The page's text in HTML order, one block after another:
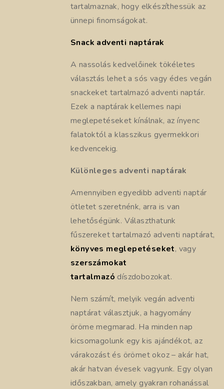
tartalmaznak, hogy elkészíthessük az
ünnepi finomságokat.
Snack adventi naptárak
A nassolás kedvelőinek tökéletes
választás lehet a sós vagy édes vegán
snackeket tartalmazó adventi naptár.
Ezek a naptárak kellemes napi
meglepetéseket kínálnak, az ínyenc
falatoktól a klasszikus gyermekkori
kedvencekig.
Különleges adventi naptárak
Amennyiben egyedibb adventi naptár
ötletet szeretnénk, arra is van
lehetőségünk. Választhatunk
fűszereket tartalmazó adventi naptárat,
könyves meglepetéseket, vagy
szerszámokat
tartalmazó díszdobozokat.
Nem számít, melyik vegán adventi
naptárat választjuk, a hagyomány
öröme megmarad. Ha minden nap
kicsomagolunk egy kis ajándékot, az
várakozást és örömet okoz – akár hat,
akár hatvan évesek vagyunk. Egy olyan
időszakban, amely gyakran rohanással